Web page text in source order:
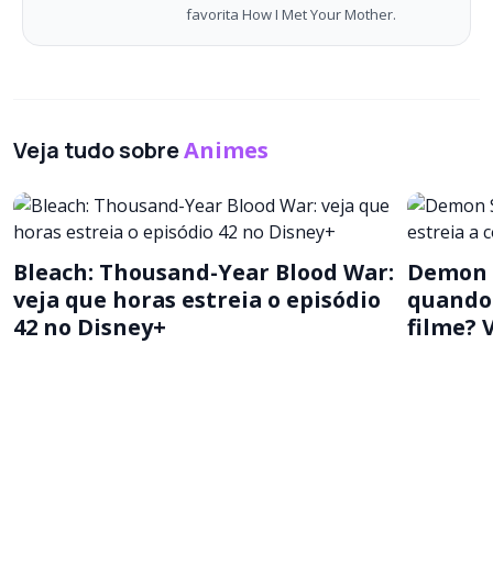
favorita How I Met Your Mother.
Veja tudo sobreAnimes
Bleach: Thousand-Year Blood War:
veja que horas estreia o episódio
42 no Disney+
filme?